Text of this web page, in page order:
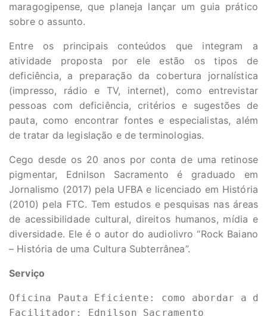
maragogipense, que planeja lançar um guia prático
sobre o assunto.
Entre os principais conteúdos que integram a
atividade proposta por ele estão os tipos de
deficiência, a preparação da cobertura jornalística
(impresso, rádio e TV, internet), como entrevistar
pessoas com deficiência, critérios e sugestões de
pauta, como encontrar fontes e especialistas, além
de tratar da legislação e de terminologias.
Cego desde os 20 anos por conta de uma retinose
pigmentar, Ednilson Sacramento é graduado em
Jornalismo (2017) pela UFBA e licenciado em História
(2010) pela FTC. Tem estudos e pesquisas nas áreas
de acessibilidade cultural, direitos humanos, mídia e
diversidade. Ele é o autor do audiolivro “Rock Baiano
– História de uma Cultura Subterrânea”.
Serviço
Oficina Pauta Eficiente: como abordar a
Facilitador: Ednilson Sacramento